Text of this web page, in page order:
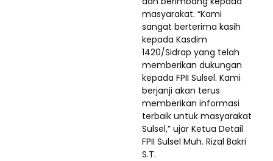
masyarakat. “Kami
sangat berterima kasih
kepada Kasdim
1420/Sidrap yang telah
memberikan dukungan
kepada FPII Sulsel. Kami
berjanji akan terus
memberikan informasi
terbaik untuk masyarakat
Sulsel,” ujar Ketua Detail
FPII Sulsel Muh. Rizal Bakri
S.T.